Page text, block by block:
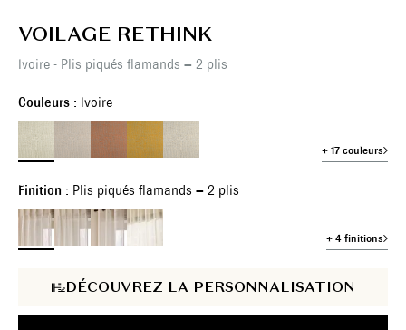
VOILAGE RETHINK
Ivoire - Plis piqués flamands – 2 plis
Couleurs : Ivoire
+ 17 couleurs
Finition : Plis piqués flamands – 2 plis
+ 4 finitions
DÉCOUVREZ LA PERSONNALISATION